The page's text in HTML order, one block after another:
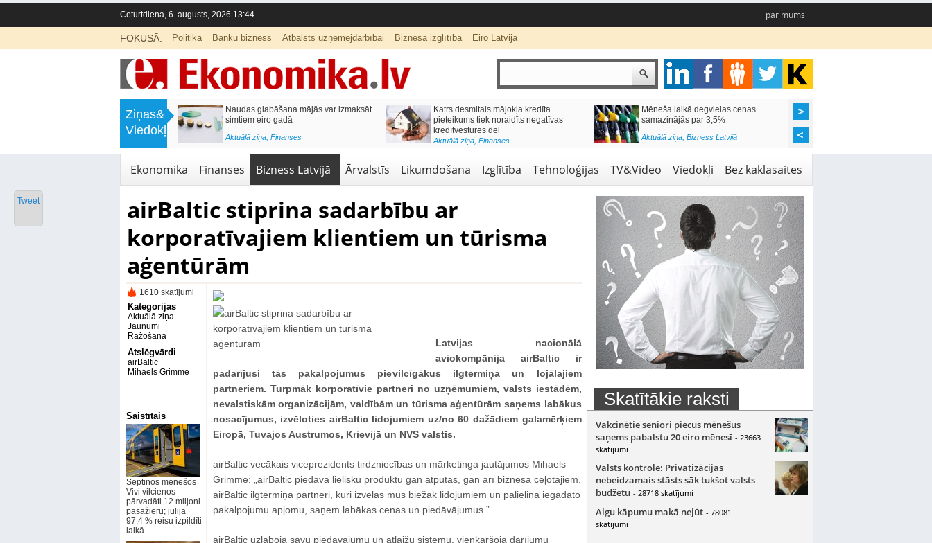
Ceturtdiena, 6. augusts, 2026 13:44 par mums
FOKUSĀ: Politika Banku bizness Atbalsts uzņēmējdarbībai Biznesa izglītība Eiro Latvijā
Ziņas&
Viedokļi
Septiņos mēnešos Vivi vilcienos
pārvadāti 12 miljoni pasažieru; jūlijā
Naudas glabāšana mājās var izmaksāt
simtiem eiro gadā
Aktuālā ziņa, Finanses
Katrs desmitais mājokļa kredīta
pieteikums tiek noraidīts negatīvas
kredītvēstures dēļ
Aktuālā ziņa, Finanses
Mēneša laikā degvielas cenas
samazinājās par 3,5%
Aktuālā ziņa, Bizness Latvijā
Ekonomika Finanses Bizness Latvijā Ārvalstīs Likumdošana Izglītība Tehnoloģijas TV&Video Viedokļi Bez kaklasaites
airBaltic stiprina sadarbību ar
korporatīvajiem klientiem un tūrisma
aģentūrām
1610 skatījumi
Kategorijas
Aktuālā ziņa
Jaunumi
Ražošana
Atslēgvārdi
airBaltic
Mihaels Grimme
Saistītais
Septiņos mēnešos
Vivi vilcienos
pārvadāti 12 miljoni
pasažieru; jūlijā
97,4 % reisu izpildīti
laikā
Latvijas nacionālā
aviokompānija airBaltic ir
padarījusi tās pakalpojumus pievilcīgākus ilgtermiņa un lojālajiem
partneriem. Turpmāk korporatīvie partneri no uzņēmumiem, valsts iestādēm,
nevalstiskām organizācijām, valdībām un tūrisma aģentūrām saņems labākus
nosacījumus, izvēloties airBaltic lidojumiem uz/no 60 dažādiem galamērķiem
Eiropā, Tuvajos Austrumos, Krievijā un NVS valstīs.
airBaltic vecākais viceprezidents tirdzniecības un mārketinga jautājumos Mihaels
Grimme: „airBaltic piedāvā lielisku produktu gan atpūtas, gan arī biznesa ceļotājiem.
airBaltic ilgtermiņa partneri, kuri izvēlas mūs biežāk lidojumiem un palielina iegādāto
pakalpojumu apjomu, saņem labākas cenas un piedāvājumus.”
airBaltic uzlaboja savu piedāvājumu un atlaižu sistēmu, vienkāršoja darījumu
Skatītākie raksti
Vakcinētie seniori piecus mēnešus
saņems pabalstu 20 eiro mēnesī - 23663
skatījumi
Valsts kontrole: Privatizācijas
nebeidzamais stāsts sāk tukšot valsts
budžetu - 28718 skatījumi
Algu kāpumu makā nejūt - 78081
skatījumi
Tweet